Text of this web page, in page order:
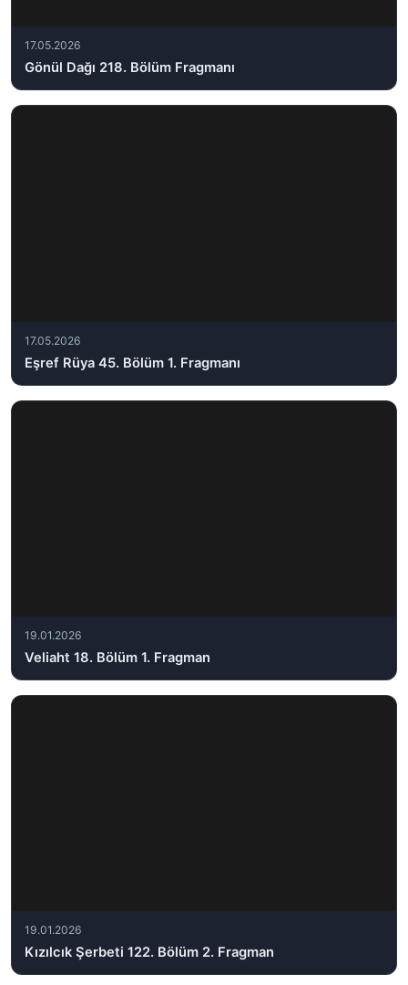
17.05.2026
Gönül Dağı 218. Bölüm Fragmanı
17.05.2026
Eşref Rüya 45. Bölüm 1. Fragmanı
19.01.2026
Veliaht 18. Bölüm 1. Fragman
19.01.2026
Kızılcık Şerbeti 122. Bölüm 2. Fragman